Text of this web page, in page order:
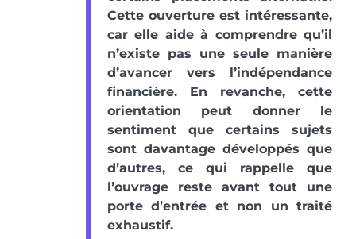
Cette ouverture est intéressante,
car elle aide à comprendre qu’il
n’existe pas une seule manière
d’avancer vers l’indépendance
financière. En revanche, cette
orientation peut donner le
sentiment que certains sujets
sont davantage développés que
d’autres, ce qui rappelle que
l’ouvrage reste avant tout une
porte d’entrée et non un traité
exhaustif.